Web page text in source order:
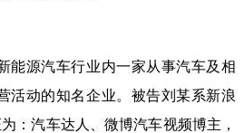
源汽车行业内一家从事汽车及相
活动的知名企业。被告刘某系新浪
：汽车达人、微博汽车视频博主，